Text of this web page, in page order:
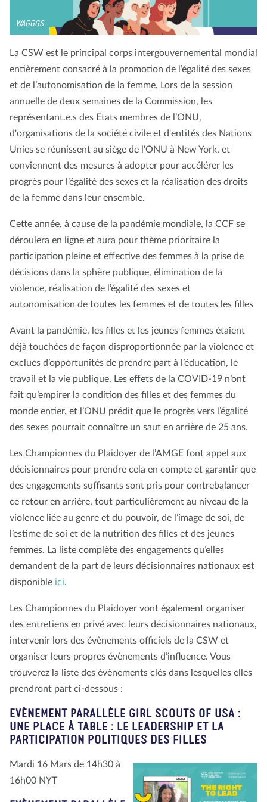
WAGGGS
La CSW est le principal corps intergouvernemental mondial
entièrement consacré à la promotion de l’égalité des sexes
et de l’autonomisation de la femme. Lors de la session
annuelle de deux semaines de la Commission, les
représentant.e.s des Etats membres de l’ONU,
d'organisations de la société civile et d'entités des Nations
Unies se réunissent au siège de l'ONU à New York, et
conviennent des mesures à adopter pour accélérer les
progrès pour l’égalité des sexes et la réalisation des droits
de la femme dans leur ensemble.
Cette année, à cause de la pandémie mondiale, la CCF se
déroulera en ligne et aura pour thème prioritaire la
participation pleine et effective des femmes à la prise de
décisions dans la sphère publique, élimination de la
violence, réalisation de l’égalité des sexes et
autonomisation de toutes les femmes et de toutes les filles
Avant la pandémie, les filles et les jeunes femmes étaient
déjà touchées de façon disproportionnée par la violence et
exclues d’opportunités de prendre part à l’éducation, le
travail et la vie publique. Les effets de la COVID-19 n’ont
fait qu’empirer la condition des filles et des femmes du
monde entier, et l’ONU prédit que le progrès vers l’égalité
des sexes pourrait connaître un saut en arrière de 25 ans.
Les Championnes du Plaidoyer de l’AMGE font appel aux
décisionnaires pour prendre cela en compte et garantir que
des engagements suffisants sont pris pour contrebalancer
ce retour en arrière, tout particulièrement au niveau de la
violence liée au genre et du pouvoir, de l’image de soi, de
l’estime de soi et de la nutrition des filles et des jeunes
femmes. La liste complète des engagements qu’elles
demandent de la part de leurs décisionnaires nationaux est
disponible ici.
Les Championnes du Plaidoyer vont également organiser
des entretiens en privé avec leurs décisionnaires nationaux,
intervenir lors des évènements officiels de la CSW et
organiser leurs propres évènements d’influence. Vous
trouverez la liste des évènements clés dans lesquelles elles
prendront part ci-dessous :
EVÈNEMENT PARALLÈLE GIRL SCOUTS OF USA :
UNE PLACE À TABLE : LE LEADERSHIP ET LA
PARTICIPATION POLITIQUES DES FILLES
Mardi 16 Mars de 14h30 à
16h00 NYT